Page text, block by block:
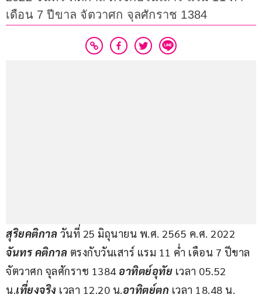
เดือน 7 ปีขาล จัตวาศก จุลศักราช 1384
สุริยคติกาล วันที่ 25 มิถุนายน พ.ศ. 2565 ค.ศ. 2022
จันทร คติกาล ตรงกับวันเสาร์ แรม 11 ค่ำ เดือน 7 ปีขาล
จัตวาศก จุลศักราช 1384 อาทิตย์อุทัย เวลา 05.52
น.เที่ยงจริง เวลา 12.20 น.อาทิตย์ตก เวลา 18.48 น.